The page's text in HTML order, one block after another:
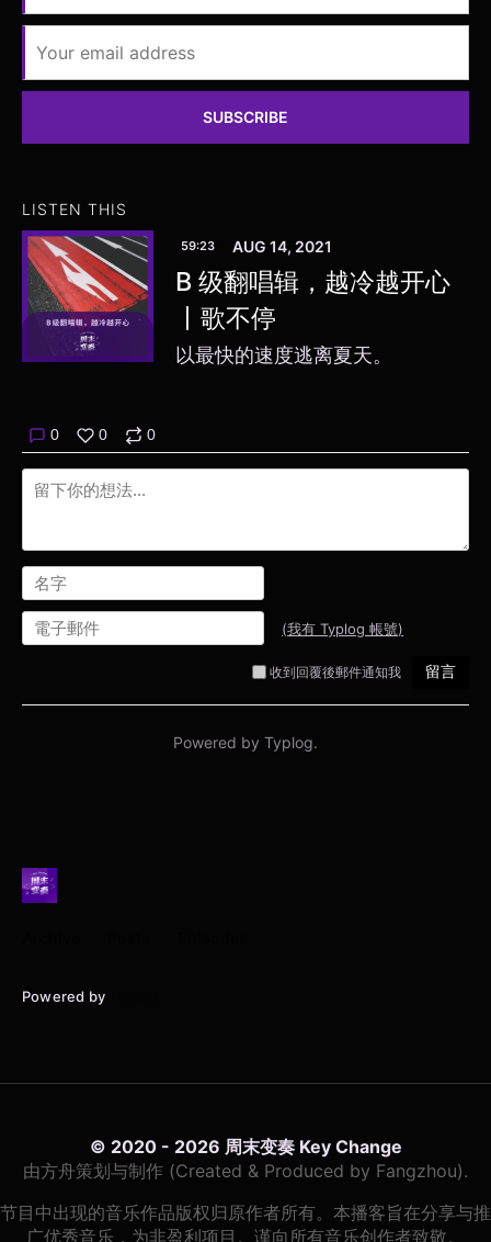
SUBSCRIBE
LISTEN THIS
59:23 AUG 14, 2021
B 级翻唱辑，越冷越开心
丨歌不停
以最快的速度逃离夏天。
Powered by
© 2020 - 2026 周末变奏 Key Change
由方舟策划与制作 (Created & Produced by Fangzhou).
节目中出现的音乐作品版权归原作者所有。本播客旨在分享与推
广优秀音乐，为非盈利项目。谨向所有音乐创作者致敬。